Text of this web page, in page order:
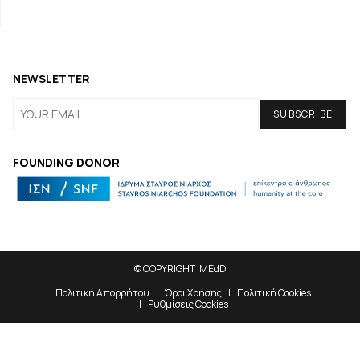
FOUNDING DONOR
NEWSLETTER
© COPYRIGHT iMEdD
Πολιτική Απορρήτου
Όροι Χρήσης
Πολιτική Cookies
Ρυθμίσεις Cookies